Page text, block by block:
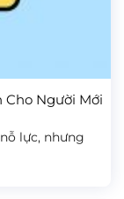
Cho Người Mới
lực, nhưng